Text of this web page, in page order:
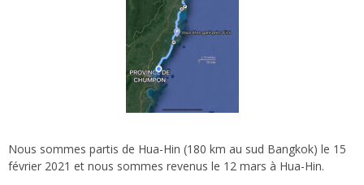
Nous sommes partis de Hua-Hin (180 km au sud Bangkok) le 15
février 2021 et nous sommes revenus le 12 mars à Hua-Hin.